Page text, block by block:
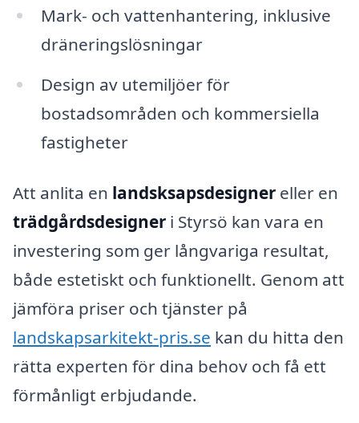
Mark- och vattenhantering, inklusive
dräneringslösningar
Design av utemiljöer för
bostadsområden och kommersiella
fastigheter
Att anlita en landsksapsdesigner eller en
trädgårdsdesigner i Styrsö kan vara en
investering som ger långvariga resultat,
både estetiskt och funktionellt. Genom att
jämföra priser och tjänster på
landskapsarkitekt-pris.se kan du hitta den
rätta experten för dina behov och få ett
förmånligt erbjudande.